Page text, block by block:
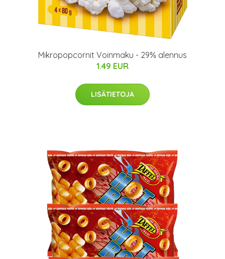
Mikropopcornit Voinmaku - 29% alennus
1.49 EUR
LISÄTIETOJA